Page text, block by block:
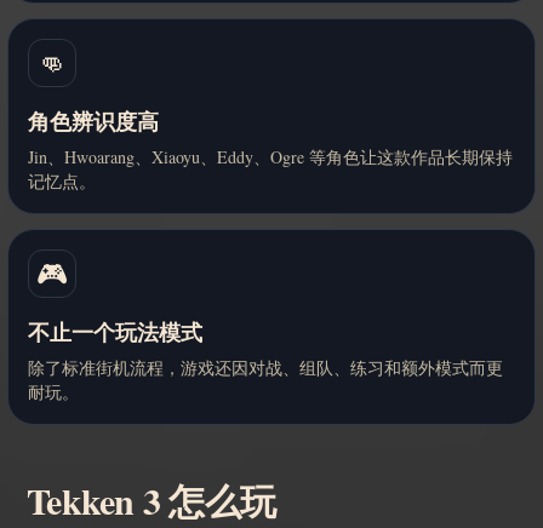
👊
角色辨识度高
Jin、Hwoarang、Xiaoyu、Eddy、Ogre 等角色让这款作品长期保持
记忆点。
🎮
不止一个玩法模式
除了标准街机流程，游戏还因对战、组队、练习和额外模式而更
耐玩。
Tekken 3 怎么玩